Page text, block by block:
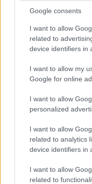
Google consents
I want to allow
related to
device identifiers in
I want to allow my
Google for online
I want to allow
personalized
I want to allow
related to analytics
device identifiers in
I want to allow
related to
9 Αυγούστου 2026, 10:32